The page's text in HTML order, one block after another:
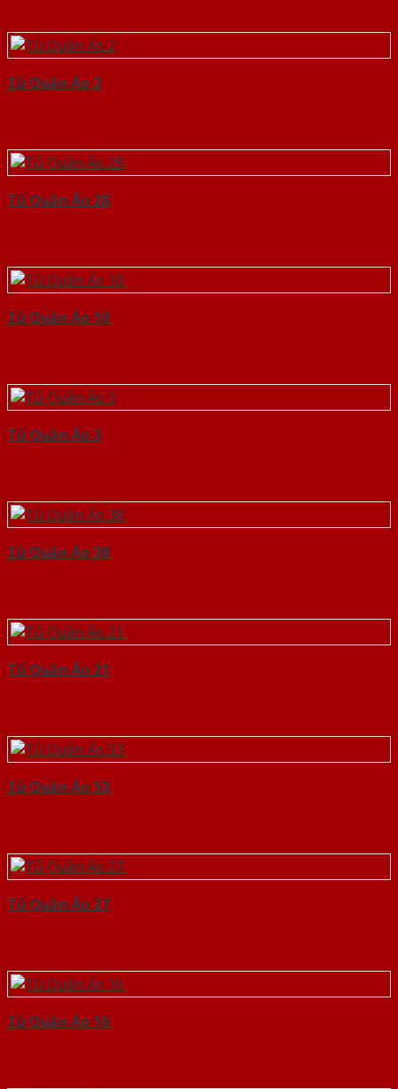
Tủ Quần Áo 2
Tủ Quần Áo 28
Tủ Quần Áo 10
Tủ Quần Áo 3
Tủ Quần Áo 38
Tủ Quần Áo 21
Tủ Quần Áo 53
Tủ Quần Áo 27
Tủ Quần Áo 16